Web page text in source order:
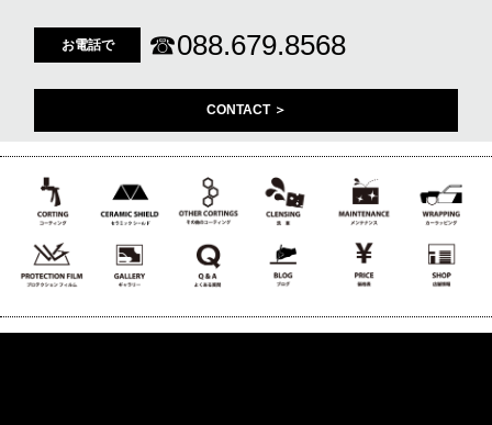
お電話で ☎088.679.8568
CONTACT ＞